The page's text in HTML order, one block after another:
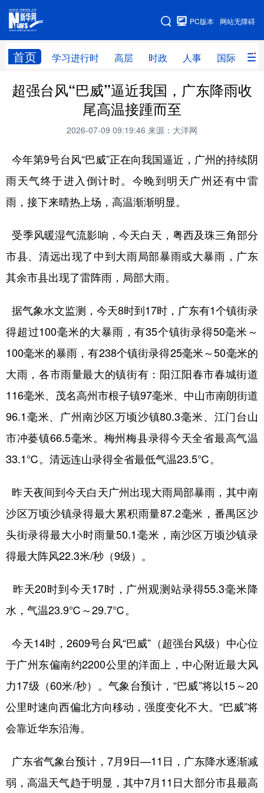
网站无障碍
PC版本
首页 学习进行时 高层 时政 人事 国际 财
网站地图
学习进行时 高层 时政 人事
财经 网评
全球连线
科技 科创 量子 体育
文化 书画 健康 军事
法律 中央文件 金融 汽车
食品 人居 信息化 数字经济
学术中国 乡村振兴 银龄
城市 旅游 能源 会展
彩票 娱乐 时尚 悦读
公益 一带一路 亚太网 上市公司
地方频道
北京 天津 河北
浙江 安徽 福建 江西
山东 河南 湖北 湖南
广东 广西
云南 西藏
陕西 甘肃
English Español Français عربى
Русский язык
超强台风“巴威”逼近我国，广东降雨收
尾高温接踵而至
2026-07-09 09:19:46 来源：大洋网
今年第9号台风“巴威”正在向我国逼近，广州的持续阴
雨天气终于进入倒计时。今晚到明天广州还有中雷
雨，接下来晴热上场，高温渐渐明显。
受季风暖湿气流影响，今天白天，粤西及珠三角部分
市县、清远出现了中到大雨局部暴雨或大暴雨，广东
其余市县出现了雷阵雨，局部大雨。
据气象水文监测，今天8时到17时，广东有1个镇街录
得超过100毫米的大暴雨，有35个镇街录得50毫米～
100毫米的暴雨，有238个镇街录得25毫米～50毫米的
大雨，各市雨量最大的镇街有：阳江阳春市春城街道
116毫米、茂名高州市根子镇97毫米、中山市南朗街道
96.1毫米、广州南沙区万顷沙镇80.3毫米、江门台山
市冲蒌镇66.5毫米。梅州梅县录得今天全省最高气温
33.1℃。清远连山录得全省最低气温23.5℃。
昨天夜间到今天白天广州出现大雨局部暴雨，其中南
沙区万顷沙镇录得最大累积雨量87.2毫米，番禺区沙
头街录得最大小时雨量50.1毫米，南沙区万顷沙镇录
得最大阵风22.3米/秒（9级）。
昨天20时到今天17时，广州观测站录得55.3毫米降
水，气温23.9℃～29.7℃。
今天14时，2609号台风“巴威”（超强台风级）中心位
于广州东偏南约2200公里的洋面上，中心附近最大风
力17级（60米/秒）。气象台预计，“巴威”将以15～20
公里时速向西偏北方向移动，强度变化不大。“巴威”将
会靠近华东沿海。
广东省气象台预计，7月9日—11日，广东降水逐渐减
弱，高温天气趋于明显，其中7月11日大部分市县最高